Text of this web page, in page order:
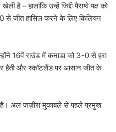
है – हालांकि उन्हें जिद्दी पैराग्वे पक्ष को
जीत हासिल करने के लिए किलियन
16वें राउंड में कनाडा को 3-0 से हरा
हैती और स्कॉटलैंड पर आसान जीत के
है। अल जज़ीरा मुकाबले से पहले प्रमुख